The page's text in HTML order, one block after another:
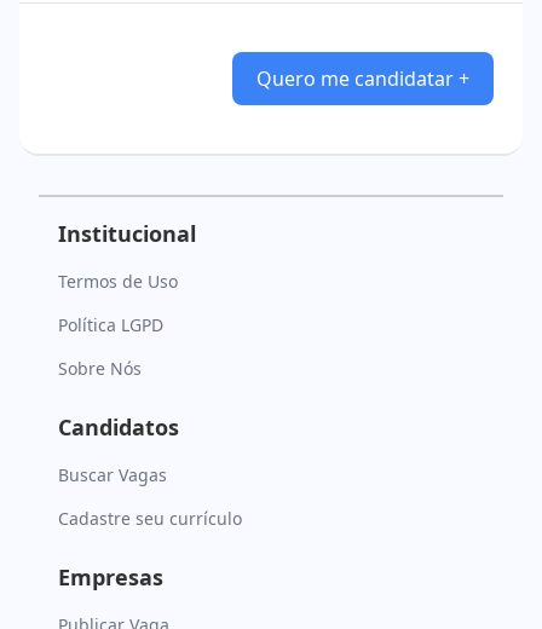
Quero me candidatar +
Institucional
Termos de Uso
Política LGPD
Sobre Nós
Candidatos
Buscar Vagas
Cadastre seu currículo
Empresas